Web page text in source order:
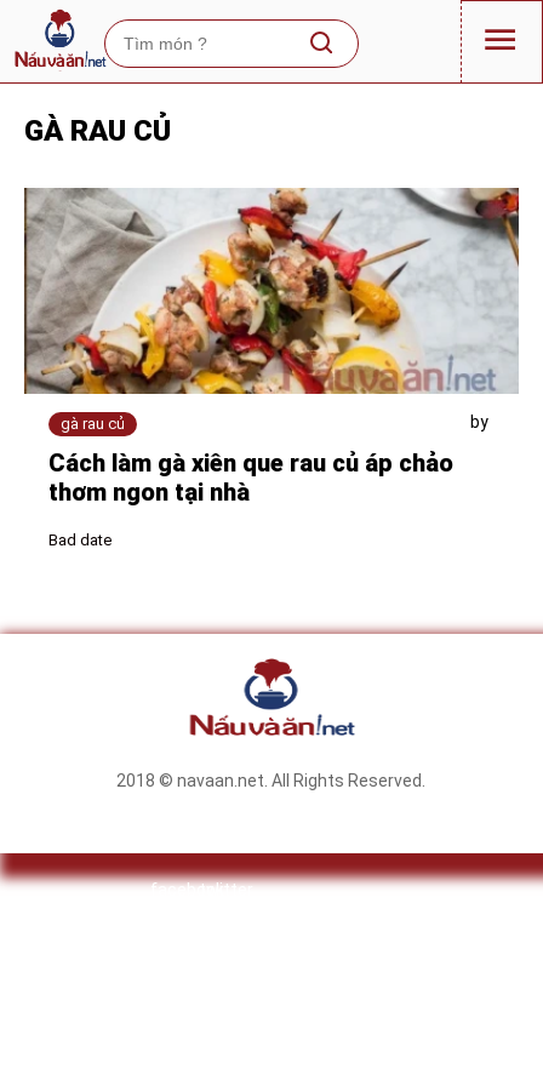
GÀ RAU CỦ
gà rau củ by
Cách làm gà xiên que rau củ áp chảo
thơm ngon tại nhà
Bad date
2018 © navaan.net. All Rights Reserved.
facebooktwitter